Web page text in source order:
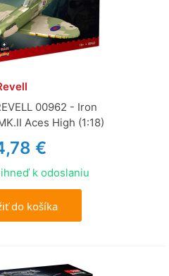
00962 - Iron
Aces High (1:18)
€
k odoslaniu
do košíka